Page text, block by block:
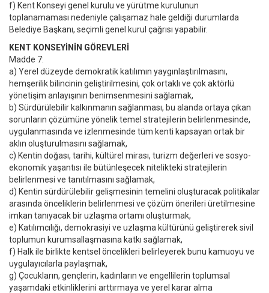
f) Kent Konseyi genel kurulu ve yürütme kurulunun
toplanamaması nedeniyle çalışamaz hale geldiği durumlarda
Belediye Başkanı, seçimli genel kurul çağrısı yapabilir.
KENT KONSEYİNİN GÖREVLERİ
Madde 7:
a) Yerel düzeyde demokratik katılımın yaygınlaştırılmasını,
hemşerilik bilincinin geliştirilmesini, çok ortaklı ve çok aktörlü
yönetişim anlayışının benimsenmesini sağlamak,
b) Sürdürülebilir kalkınmanın sağlanması, bu alanda ortaya çıkan
sorunların çözümüne yönelik temel stratejilerin belirlenmesinde,
uygulanmasında ve izlenmesinde tüm kenti kapsayan ortak bir
aklın oluşturulmasını sağlamak,
c) Kentin doğası, tarihi, kültürel mirası, turizm değerleri ve sosyo-
ekonomik yaşantısı ile bütünleşecek nitelikteki stratejilerin
belirlenmesi ve tanıtılmasını sağlamak,
d) Kentin sürdürülebilir gelişmesinin temelini oluşturacak politikalar
arasında önceliklerin belirlenmesi ve çözüm önerileri üretilmesine
imkan tanıyacak bir uzlaşma ortamı oluşturmak,
e) Katılımcılığı, demokrasiyi ve uzlaşma kültürünü geliştirerek sivil
toplumun kurumsallaşmasına katkı sağlamak,
f) Halk ile birlikte kentsel öncelikleri belirleyerek bunu kamuoyu ve
uygulayıcılarla paylaşmak,
g) Çocukların, gençlerin, kadınların ve engellilerin toplumsal
yaşamdaki etkinliklerini arttırmaya ve yerel karar alma